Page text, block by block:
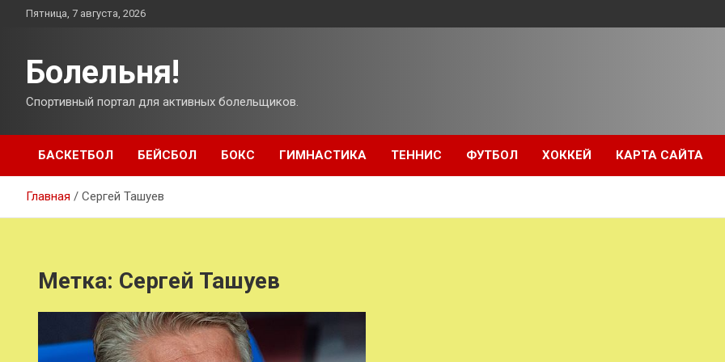
ПерейтиПятница, 7 августа, 2026
Болельня!
Спортивный портал для активных болельщиков.
БАСКЕТБОЛ БЕЙСБОЛ БОКС ГИМНАСТИКА ТЕННИС ФУТБОЛ ХОККЕЙ КАРТА САЙТА
Главная Сергей Ташуев
Метка: Сергей Ташуев